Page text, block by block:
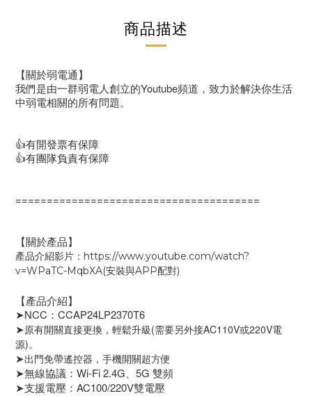
商品描述
【關於弱電通】
我們是由一群弱電人創立的Youtube頻道，致力於解決你生活
中弱電相關的所有問題。
👍有開發票有保障
👍有團隊負責有保障
=======================================
【關於產品】
產品介紹影片：https://www.youtube.com/watch?
v=WPaTC-MqbXA(安裝與APP配對)
【產品介紹】
➤NCC：CCAP24LP2370T6
➤原有開關直接更換，輕鬆升級(需要另外接AC110V或220V電
源)。
➤出門免帶遙控器，手機開關超方便
➤無線協議：Wi-Fi 2.4G、5G 雙頻
➤支援電壓：AC100/220V雙電壓